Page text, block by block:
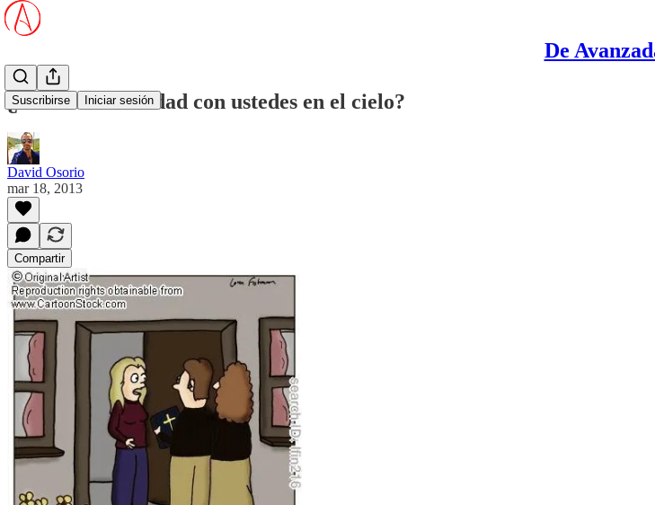
De
Suscribirse Iniciar sesión
¿Pasar la eternidad con ustedes en el cielo?
David Osorio
mar 18, 2013
Compartir